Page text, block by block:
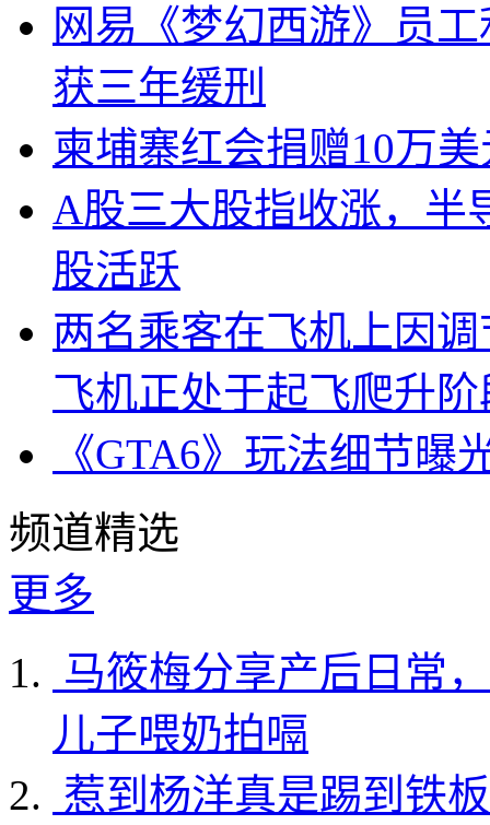
网易《梦幻西游》员
获三年缓刑
柬埔寨红会捐赠10万
A股三大股指收涨，半
股活跃
两名乘客在飞机上因
飞机正处于起飞爬升阶
《GTA6》玩法细节
频道精选
更多
马筱梅分享产后日常
儿子喂奶拍嗝
惹到杨洋真是踢到铁